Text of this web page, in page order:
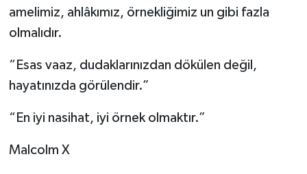
amelimiz, ahlâkımız, örnekliğimiz un gibi fazla
olmalıdır.
“Esas vaaz, dudaklarınızdan dökülen değil,
hayatınızda görülendir.”
“En iyi nasihat, iyi örnek olmaktır.”
Malcolm X